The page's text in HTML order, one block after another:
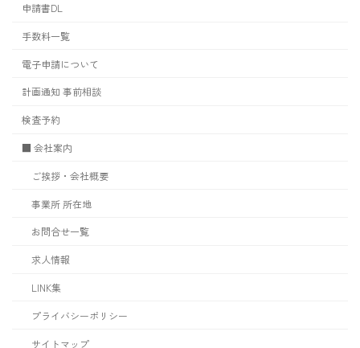
申請書DL
手数料一覧
電子申請について
計画通知 事前相談
検査予約
■ 会社案内
ご挨拶・会社概要
事業所 所在地
お問合せ一覧
求人情報
LINK集
プライバシーポリシー
サイトマップ